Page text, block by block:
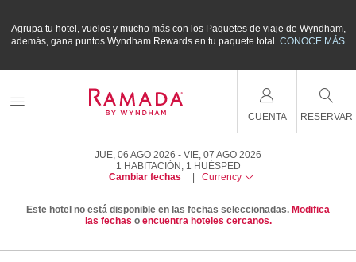
Agrupa tu hotel, vuelos y mucho más con los Paquetes de viaje de Wyndham,
además, gana puntos Wyndham Rewards en tu paquete total.CONOCE MÁS
CUENTA RESERVAR
JUE, 06 AGO 2026
VIE, 07 AGO 2026
1 HABITACIÓN , 1 HUÉSPED
Cambiar fechas
Currency
Este hotel no está disponible en las fechas seleccionadas. Modifica
las fechas o encuentra hoteles cercanos.